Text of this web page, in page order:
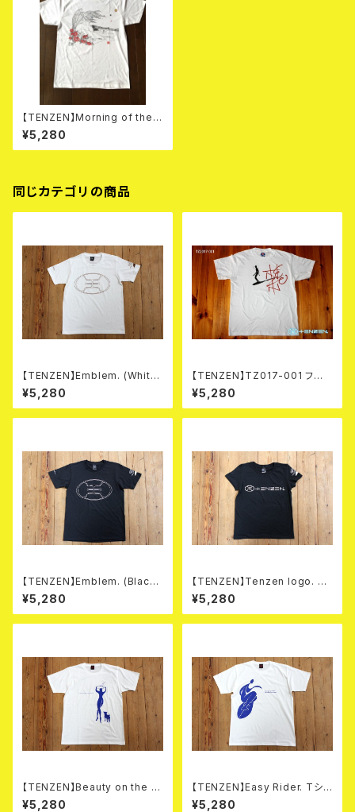
【TENZEN】Morning of the i
sland. [Color] Tシャツ
¥5,280
同じカテゴリの商品
【TENZEN】Emblem. (White)
Tシャツ
¥5,280
【TENZEN】TZ017-001 フロ
ントプリントTシャツ
¥5,280
【TENZEN】Emblem. (Black)
Tシャツ
¥5,280
【TENZEN】Tenzen logo. T
シャツ
¥5,280
【TENZEN】Beauty on the B
each. Tシャツ
¥5,280
【TENZEN】Easy Rider. Tシャ
ツ
¥5,280